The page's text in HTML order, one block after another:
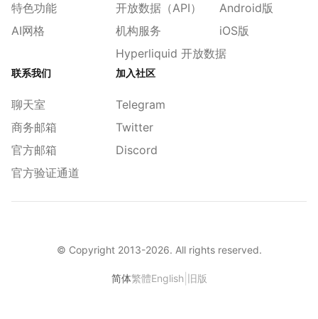
特色功能
AI网格
开放数据（API）
机构服务
Hyperliquid 开放数据
Android版
iOS版
联系我们
聊天室
商务邮箱
官方邮箱
官方验证通道
加入社区
Telegram
Twitter
Discord
© Copyright 2013-2026. All rights reserved.
简体繁體English 旧版